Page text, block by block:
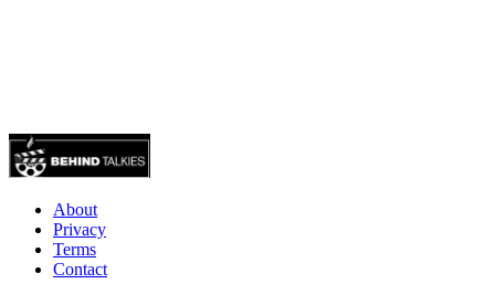
About
Privacy
Terms
Contact